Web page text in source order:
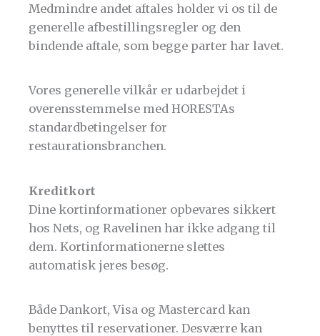
Medmindre andet aftales holder vi os til de
generelle afbestillingsregler og den
bindende aftale, som begge parter har lavet.
Vores generelle vilkår er udarbejdet i
overensstemmelse med HORESTAs
standardbetingelser for
restaurationsbranchen.
Kreditkort
Dine kortinformationer opbevares sikkert
hos Nets, og Ravelinen har ikke adgang til
dem. Kortinformationerne slettes
automatisk jeres besøg.
Både Dankort, Visa og Mastercard kan
benyttes til reservationer. Desværre kan